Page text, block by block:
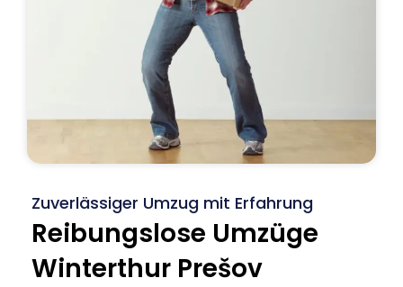
Zuverlässiger Umzug mit Erfahrung
Reibungslose Umzüge
Winterthur Prešov